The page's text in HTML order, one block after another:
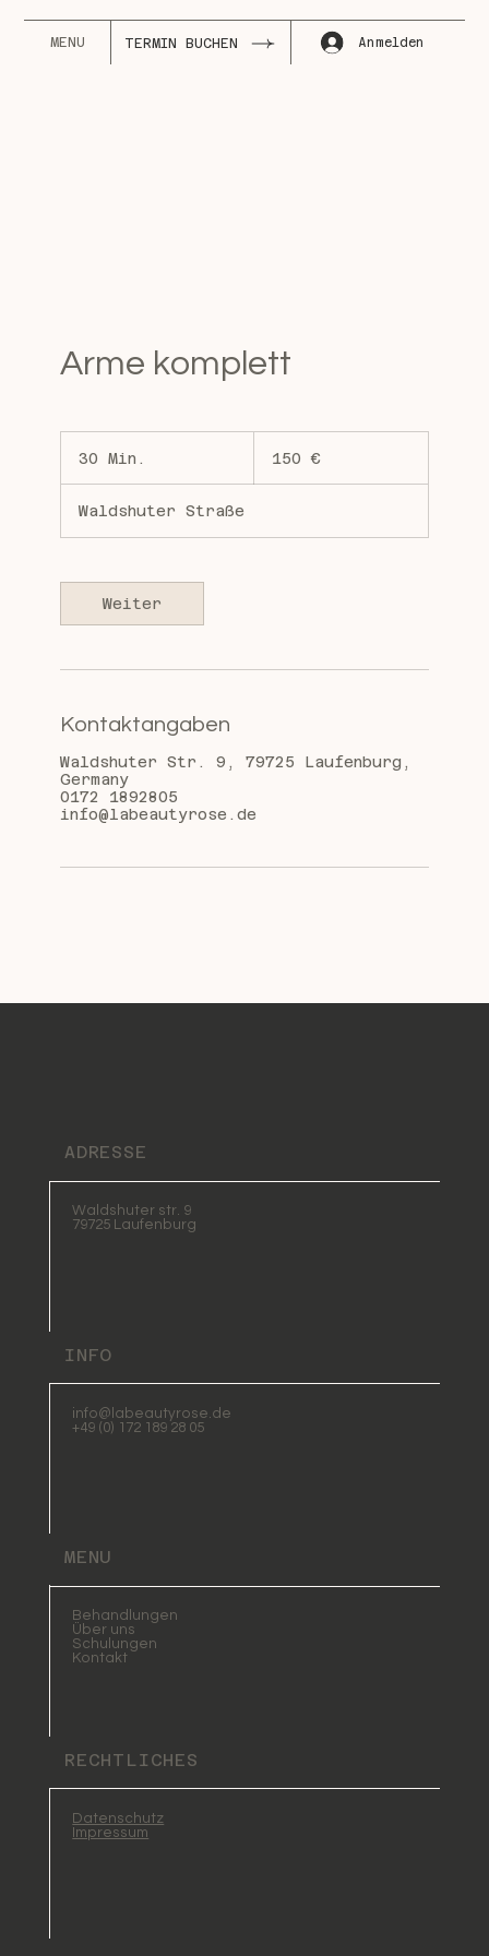
TERMIN BUCHEN Anmelden
MENU
Arme komplett
30 Min.
i
150 €
Waldshuter Straße
Weiter
Kontaktangaben
Waldshuter Str. 9, 79725 Laufenburg,
Germany
0172 1892805
info@labeautyrose.de
ADRESSE
Waldshuter str. 9
79725 Laufenburg
INFO
info@labeautyrose.de
+49 (0) 172 189 28 05
MENU
Behandlungen
Über uns
Schulungen
Kontakt
RECHTLICHES
Datenschutz
Impressum